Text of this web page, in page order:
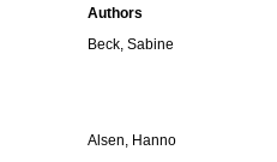
Authors
Beck, Sabine
Alsen, Hanno